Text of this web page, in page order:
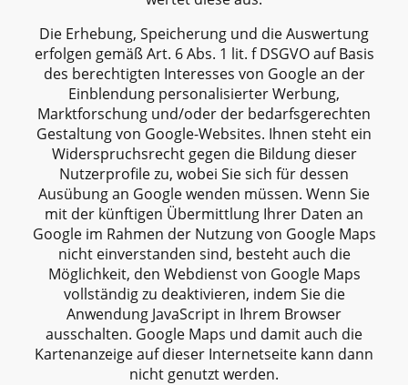
Die Erhebung, Speicherung und die Auswertung
erfolgen gemäß Art. 6 Abs. 1 lit. f DSGVO auf Basis
des berechtigten Interesses von Google an der
Einblendung personalisierter Werbung,
Marktforschung und/oder der bedarfsgerechten
Gestaltung von Google-Websites. Ihnen steht ein
Widerspruchsrecht gegen die Bildung dieser
Nutzerprofile zu, wobei Sie sich für dessen
Ausübung an Google wenden müssen. Wenn Sie
mit der künftigen Übermittlung Ihrer Daten an
Google im Rahmen der Nutzung von Google Maps
nicht einverstanden sind, besteht auch die
Möglichkeit, den Webdienst von Google Maps
vollständig zu deaktivieren, indem Sie die
Anwendung JavaScript in Ihrem Browser
ausschalten. Google Maps und damit auch die
Kartenanzeige auf dieser Internetseite kann dann
nicht genutzt werden.